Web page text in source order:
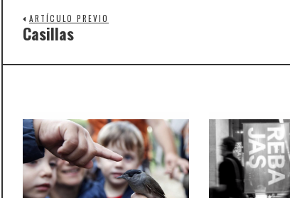
ARTÍCULO PREVIO
Previous
Casillas